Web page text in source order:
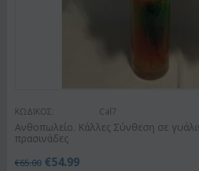
ΚΩΔΙΚΟΣ: Cal7
Ανθοπωλείο. Κάλλες Σύνθεση σε
πρασινάδες
€65.00 €54.99